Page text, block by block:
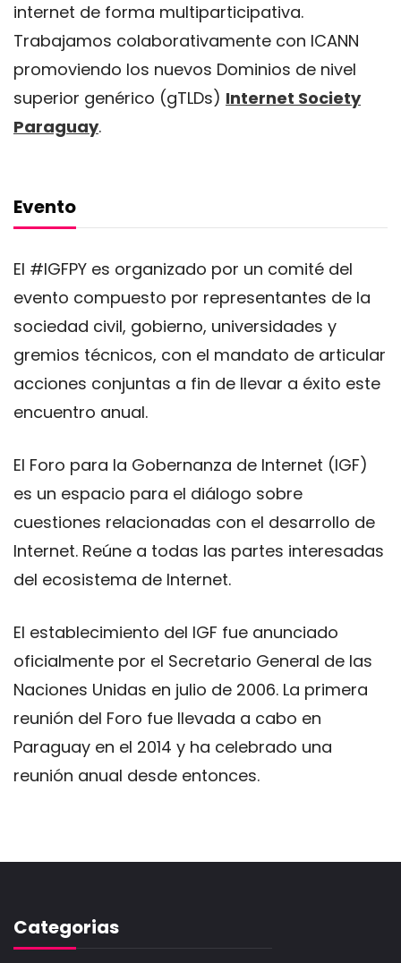
internet de forma multiparticipativa.
Trabajamos colaborativamente con ICANN
promoviendo los nuevos Dominios de nivel
superior genérico (gTLDs) Internet Society
Paraguay.
Evento
El #IGFPY es organizado por un comité del
evento compuesto por representantes de la
sociedad civil, gobierno, universidades y
gremios técnicos, con el mandato de articular
acciones conjuntas a fin de llevar a éxito este
encuentro anual.
El Foro para la Gobernanza de Internet (IGF)
es un espacio para el diálogo sobre
cuestiones relacionadas con el desarrollo de
Internet. Reúne a todas las partes interesadas
​​del ecosistema de Internet.
El establecimiento del IGF fue anunciado
oficialmente por el Secretario General de las
Naciones Unidas en julio de 2006. La primera
reunión del Foro fue llevada a cabo en
Paraguay en el 2014 y ha celebrado una
reunión anual desde entonces.
Categorias